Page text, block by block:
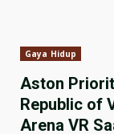
Gaya Hidup
Aston
Republic of
Arena VR